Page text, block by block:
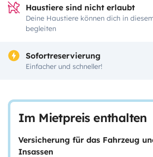
Haustiere sind nicht erlaubt
Deine Haustiere können dich in
begleiten
Sofortreservierung
Einfacher und schneller!
Im Mietpreis enthalten
Versicherung für das Fahrzeug
Insassen